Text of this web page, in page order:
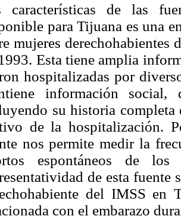
características de las
para Tijuana es una
mujeres
Esta tiene amplia
hospitalizadas por
información
su historia completa
de la hospitalización.
nos permite medir la
espontáneos de
de esta
del IMSS en
con el embarazo